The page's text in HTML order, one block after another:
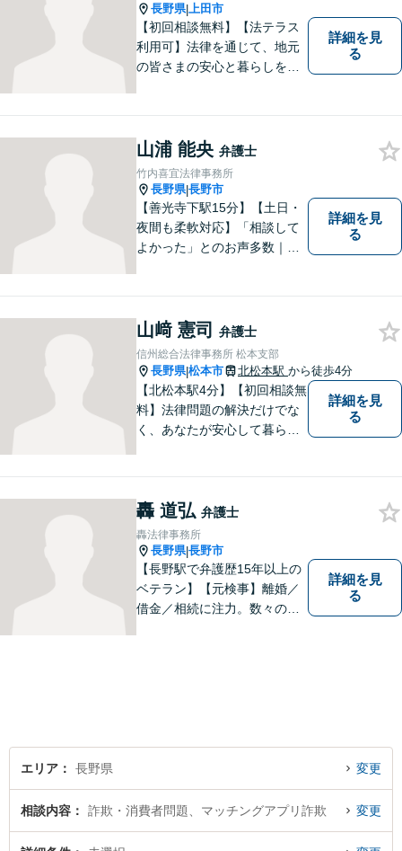
長野県|上田市
【初回相談無料】【法テラス
利用可】法律を通じて、地元
の皆さまの安心と暮らしを全
さい。どのようなご相談でも
真摯に向き合い、解決まで全
力で伴走します。【地域密着
型の法律事務所】
詳細を見
る
山浦 能央 弁護士
竹内喜宜法律事務所
長野県|長野市
【善光寺下駅15分】【土日・
夜間も柔軟対応】「相談して
よかった」とのお声多数｜交
どんな小さなお悩みでも、ま
ずはお気軽にご相談くださ
い。【完全個室で相談】
詳細を見
る
山﨑 憲司 弁護士
信州総合法律事務所 松本支部
長野県|松本市 北松本駅 から徒歩4分
【北松本駅4分】【初回相談無
料】法律問題の解決だけでな
く、あなたが安心して暮らせ
せください。お気持ちに寄り
添い、より良い選択ができる
よう全力を尽くします。【法
テラス利用可】
詳細を見
る
轟 道弘 弁護士
轟法律事務所
長野県|長野市
【長野駅で弁護歴15年以上の
ベテラン】【元検事】離婚／
借金／相続に注力。数々の実
詳細を見
る
エリア 長野県 変更
相談内容 詐欺・消費者問題、マッチングアプリ詐欺 変更